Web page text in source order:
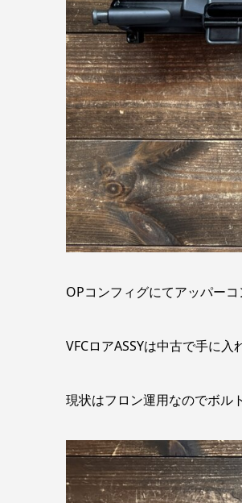
OPコンフィグにてアッパー
VFCロアASSYは中古で手に
現状はフロン運用なのでボル